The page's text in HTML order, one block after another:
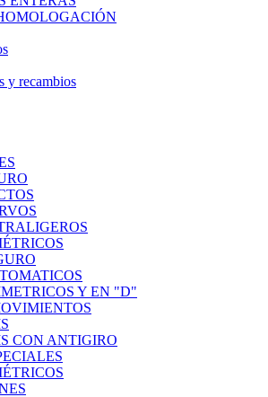
y recambios
Y EN "D"
CON ANTIGIRO